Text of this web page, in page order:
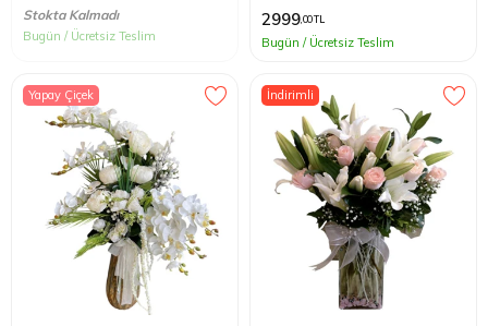
Stokta Kalmadı
Bugün / Ücretsiz Teslim
2999,00 TL
Bugün / Ücretsiz Teslim
Yapay Çiçek İndirimli